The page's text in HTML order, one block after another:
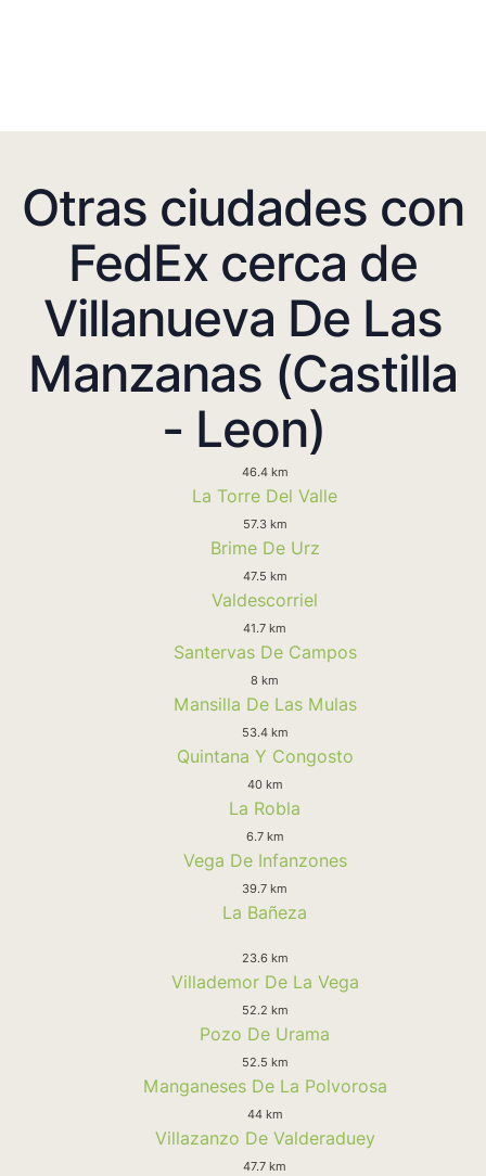
Otras ciudades con
FedEx cerca de
Villanueva De Las
Manzanas (Castilla
- Leon)
46.4 km
La Torre Del Valle
57.3 km
Brime De Urz
47.5 km
Valdescorriel
41.7 km
Santervas De Campos
8 km
Mansilla De Las Mulas
53.4 km
Quintana Y Congosto
40 km
La Robla
6.7 km
Vega De Infanzones
39.7 km
La Bañeza
23.6 km
Villademor De La Vega
52.2 km
Pozo De Urama
52.5 km
Manganeses De La Polvorosa
44 km
Villazanzo De Valderaduey
47.7 km